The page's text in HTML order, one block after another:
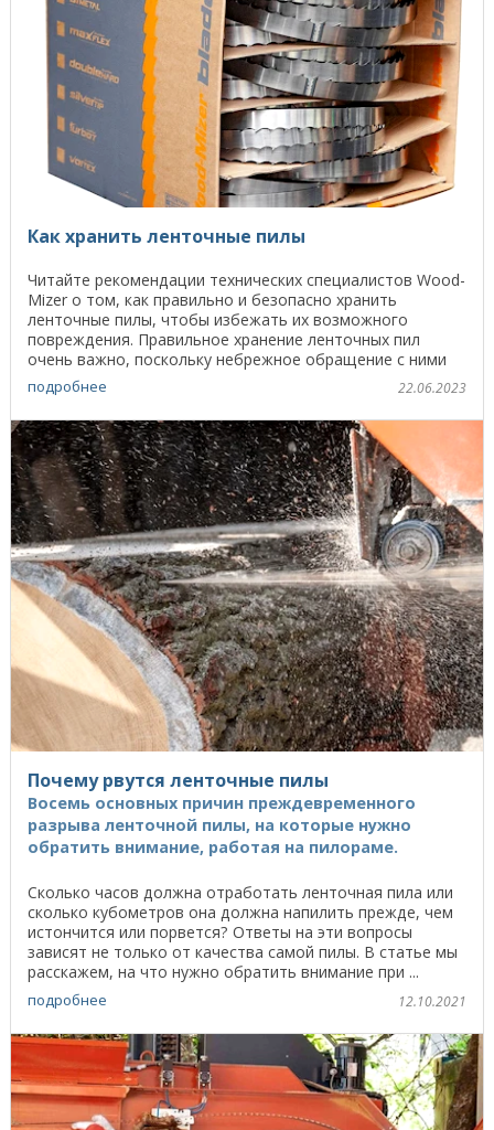
Как хранить ленточные пилы
Читайте рекомендации технических специалистов Wood-
Mizer о том, как правильно и безопасно хранить
ленточные пилы, чтобы избежать их возможного
повреждения. Правильное хранение ленточных пил
очень важно, поскольку небрежное обращение с ними
может ...
подробнее 22.06.2023
Почему рвутся ленточные пилы
Восемь основных причин преждевременного
разрыва ленточной пилы, на которые нужно
обратить внимание, работая на пилораме.
Сколько часов должна отработать ленточная пила или
сколько кубометров она должна напилить прежде, чем
истончится или порвется? Ответы на эти вопросы
зависят не только от качества самой пилы. В статье мы
расскажем, на что нужно обратить внимание при ...
подробнее 12.10.2021